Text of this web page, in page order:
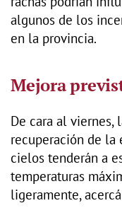
algunos de los
en la provincia.
Mejora
De cara al viernes,
recuperación de la
cielos tenderán a
temperaturas
ligeramente,